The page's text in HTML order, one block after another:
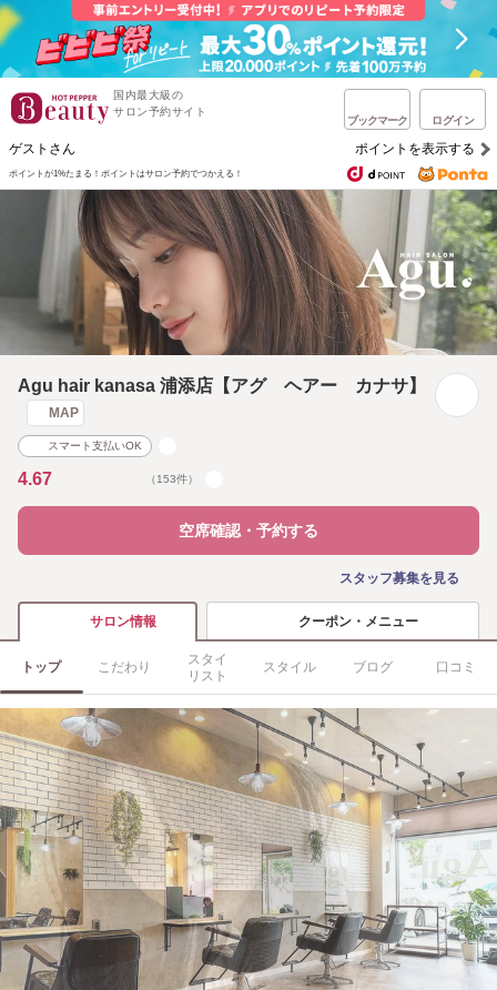
国内最大級の
サロン予約サイト
ブックマーク ログイン
ゲストさん ポイントを表示する
ポイントが1%たまる！ ポイントはサロン予約でつかえる！
Agu hair kanasa 浦添店【アグ ヘアー カナサ】
MAP
スマート支払いOK
4.67 （153件）
空席確認・予約する
スタッフ募集を見る
サロン情報 クーポン・メニュー
トップ こだわり
スタイ
リスト
スタイル ブログ 口コミ